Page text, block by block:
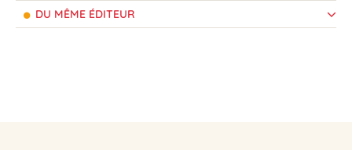
DU MÊME ÉDITEUR